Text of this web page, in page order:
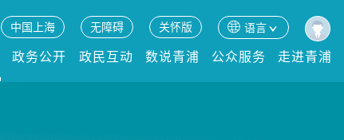
中国上海 无障碍 关怀版 语言
政务公开 政民互动 数说青浦 公众服务 走进青浦